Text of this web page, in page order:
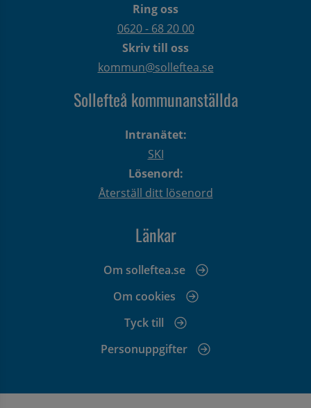
Ring oss
0620 - 68 20 00
Skriv till oss
kommun@solleftea.se
Sollefteå kommunanställda
Intranätet:
SKI
Lösenord:
Återställ ditt lösenord
Länkar
Om solleftea.se
Om cookies
Tyck till
Personuppgifter